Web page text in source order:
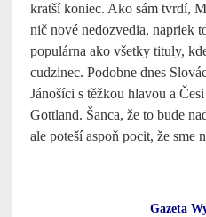
kratší koniec. Ako sám tvrdí,
nič nové nedozvedia, napriek
populárna ako všetky tituly,
cudzinec. Podobne dnes
Jánošíci s těžkou hlavou a
Gottland. Šanca, že to bude
ale poteší aspoň pocit, že sme
Gazeta